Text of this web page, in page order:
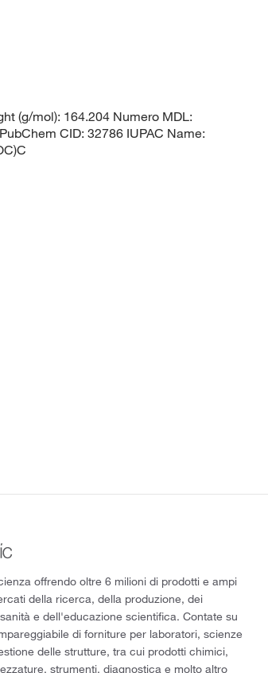
(g/mol): 164.204 Numero MDL:
CID: 32786 IUPAC Name:
offrendo oltre 6 milioni di prodotti e ampi
della ricerca, della produzione, dei
e dell'educazione scientifica. Contate su
di forniture per laboratori, scienze
delle strutture, tra cui prodotti chimici,
strumenti, diagnostica e molto altro